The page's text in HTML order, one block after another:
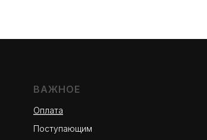
ВАЖНОЕ
Оплата
Поступающим